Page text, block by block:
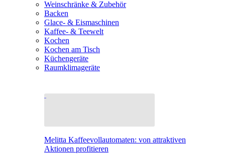
Weinschränke & Zubehör
Backen
Glace- & Eismaschinen
Kaffee- & Teewelt
Kochen
Kochen am Tisch
Küchengeräte
Raumklimageräte
Melitta Kaffeevollautomaten: von attraktiven
Aktionen profitieren